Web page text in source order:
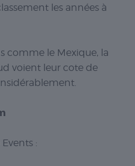
les années à
comme le Mexique, la
voient leur cote de
: